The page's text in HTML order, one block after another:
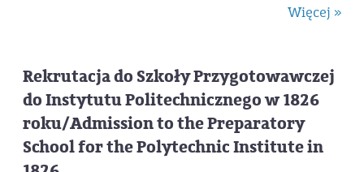
Więcej »
Rekrutacja do Szkoły Przygotowawczej
do Instytutu Politechnicznego w 1826
roku/Admission to the Preparatory
School for the Polytechnic Institute in